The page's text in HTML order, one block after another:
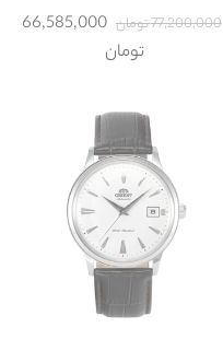
77,200,000 تومان
66,585,000
تومان